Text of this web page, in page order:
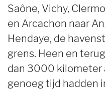
Saône, Vichy,
en Arcachon naar
Hendaye, de
grens. Heen en
dan 3000 kilometer
genoeg tijd hadden